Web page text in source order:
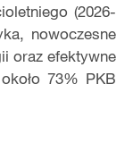
(2026-
nowoczesne
oraz efektywne
73% PKB